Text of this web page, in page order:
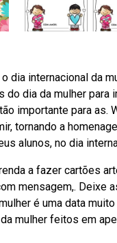
internacional da
dia da mulher para
importante para as.
tornando a
alunos, no dia
a fazer cartões
mensagem,. Deixe
é uma data
mulher feitos em